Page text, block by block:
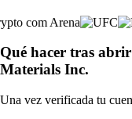
Qué hacer tras
Materials Inc.
Una vez verificada tu